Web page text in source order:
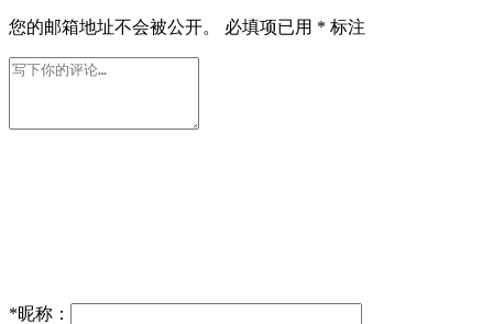
您的邮箱地址不会被公开。 必填项已用 * 标注
*昵称：